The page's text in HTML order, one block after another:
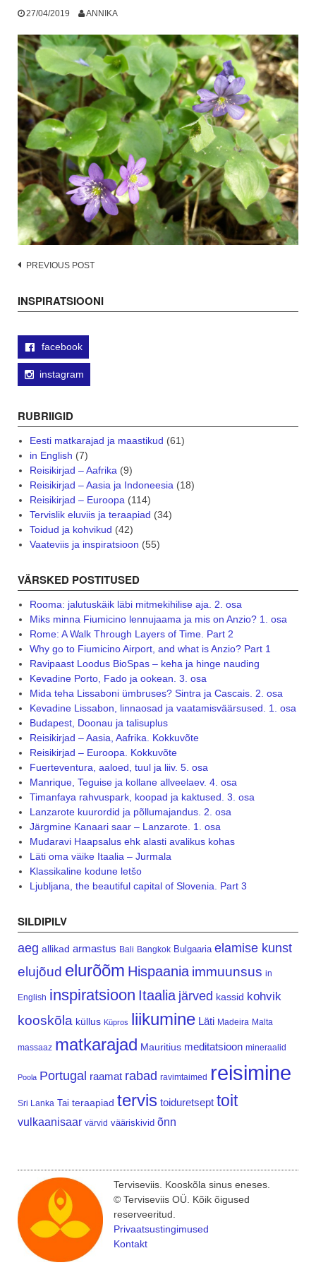
27/04/2019 ANNIKA
Post
PREVIOUS POST
INSPIRATSIOONI
facebook
instagram
RUBRIIGID
Eesti matkarajad ja maastikud (61)
in English (7)
Reisikirjad – Aafrika(9)
Reisikirjad – Aasia ja Indoneesia(18)
Reisikirjad – Euroopa(114)
Tervislik eluviis ja teraapiad (34)
Toidud ja kohvikud (42)
Vaateviis ja inspiratsioon (55)
VÄRSKED POSTITUSED
Rooma: jalutuskäik läbi mitmekihilise aja. 2. osa
Miks minna Fiumicino lennujaama ja mis on Anzio? 1. osa
Rome: A Walk Through Layers of Time. Part 2
Why go to Fiumicino Airport, and what is Anzio? Part 1
Ravipaast Loodus BioSpas – keha ja hinge nauding
Kevadine Porto, Fado ja ookean. 3. osa
Mida teha Lissaboni ümbruses? Sintra ja Cascais. 2. osa
Kevadine Lissabon, linnaosad ja vaatamisväärsused. 1. osa
Budapest, Doonau ja talisuplus
Reisikirjad – Aasia, Aafrika. Kokkuvõte
Reisikirjad – Euroopa. Kokkuvõte
Fuerteventura, aaloed, tuul ja liiv. 5. osa
Manrique, Teguise ja kollane allveelaev. 4. osa
Timanfaya rahvuspark, koopad ja kaktused. 3. osa
Lanzarote kuurordid ja põllumajandus. 2. osa
Järgmine Kanaari saar – Lanzarote. 1. osa
Mudaravi Haapsalus ehk alasti avalikus kohas
Läti oma väike Itaalia – Jurmala
Klassikaline kodune letšo
Ljubljana, the beautiful capital of Slovenia. Part 3
SILDIPILV
aeg allikad armastus Bali Bangkok Bulgaaria elamise kunst
elujõud elurõõm Hispaania immuunsus in
English inspiratsioon Itaalia järved kassid kohvik
kooskõla küllus Küpros liikumine Läti Madeira Malta
massaaz matkarajad Mauritius meditatsioon mineraalid
Poola Portugal raamat rabad ravimtaimed reisimine
Sri Lanka Tai teraapiad tervis toiduretsept toit
vulkaanisaar värvid vääriskivid õnn
Terviseviis. Kooskõla sinus eneses.
© Terviseviis OÜ. Kõik õigused
reserveeritud.
Privaatsustingimused
Kontakt